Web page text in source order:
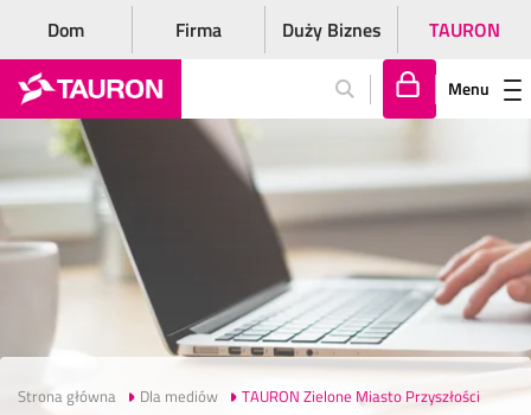
Dom Firma Duży Biznes TAURON
lo
gu
j
si
ę
Menu
Strona główna Dla mediów TAURON Zielone Miasto Przyszłości